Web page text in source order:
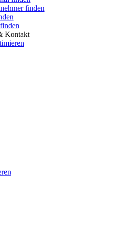
finden
Kontakt